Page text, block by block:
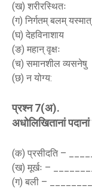
(ख) शरीरस्थितः
(ग) निर्गतम् बलम्
(घ) देहविनाशाय
(ङ) महान् वृक्षः
(च) समानशील व्यसनेषु
(छ) न योग्य:
प्रश्न 7(अ).
अधोलिखितानां
(क) प्रसीदति –
(ख) मूर्खः –
(ग) बली –